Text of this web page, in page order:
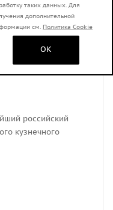
российский
кузнечного
таких данных. Для
дополнительной
см. Политика Cookie
OK